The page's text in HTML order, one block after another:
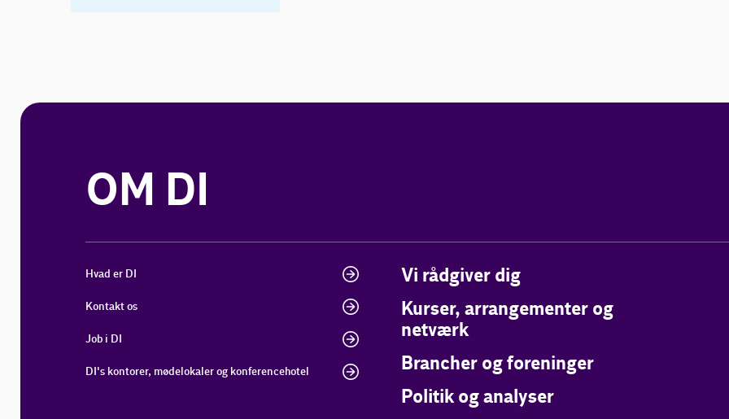
OM DI
Hvad er DI
Kontakt os
Job i DI
DI's kontorer, mødelokaler og konferencehotel
Vi rådgiver dig
Kurser, arrangementer og
netværk
Brancher og foreninger
Politik og analyser